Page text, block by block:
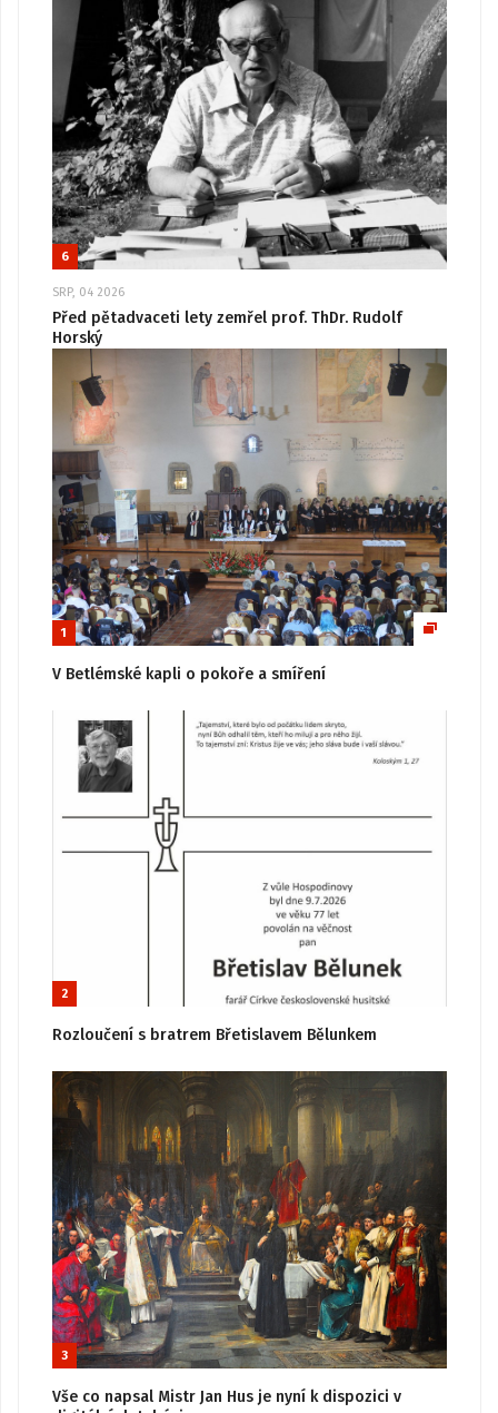
6
SRP, 04 2026
Před pětadvaceti lety zemřel prof. ThDr. Rudolf
Horský
1
V Betlémské kapli o pokoře a smíření
2
Rozloučení s bratrem Břetislavem Bělunkem
3
Vše co napsal Mistr Jan Hus je nyní k dispozici v